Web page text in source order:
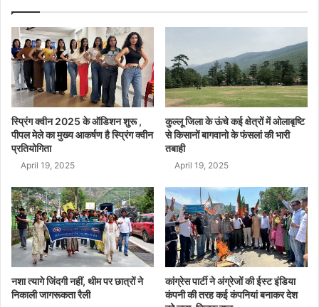
स्प्रिंग क्वीन 2025 के ऑडिशन शुरू ,
पीपल मेले का मुख्य आकर्षण है स्प्रिंग क्वीन
प्रतियोगिता
April 19, 2025
कुल्लू जिला के ऊंचे कई क्षेत्रों में ओलाबृष्टि
से किसानों बागवानो के फंसलां की भारी
तबाही
April 19, 2025
नशा त्यागे जिंदगी नहीं, थीम पर छात्रों ने
निकाली जागरूकता रैली
कांग्रेस पार्टी ने अंग्रेजों की ईस्ट इंडिया
कंपनी की तरह कई कंपनियां बनाकर देश